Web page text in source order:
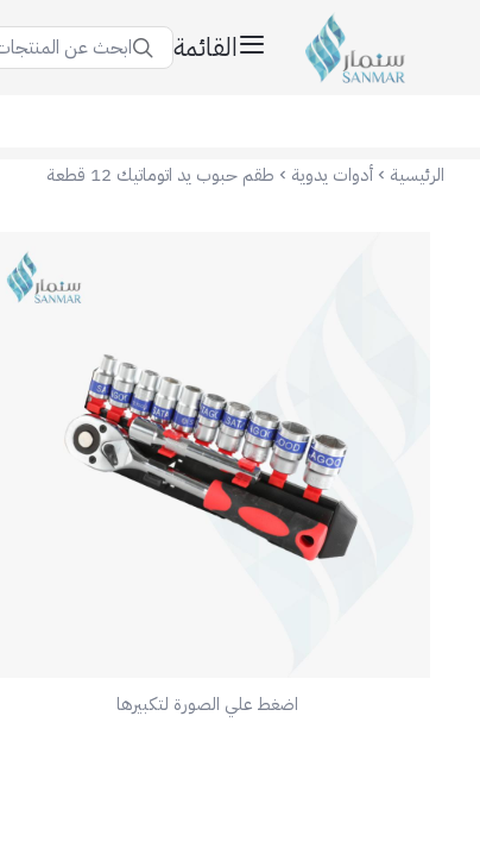
القائمة ابحث عن
الرئيسية أدوات يدوية طقم حبوب يد اتوماتيك 12 قطعة
اضغط علي الصورة لتكبيرها